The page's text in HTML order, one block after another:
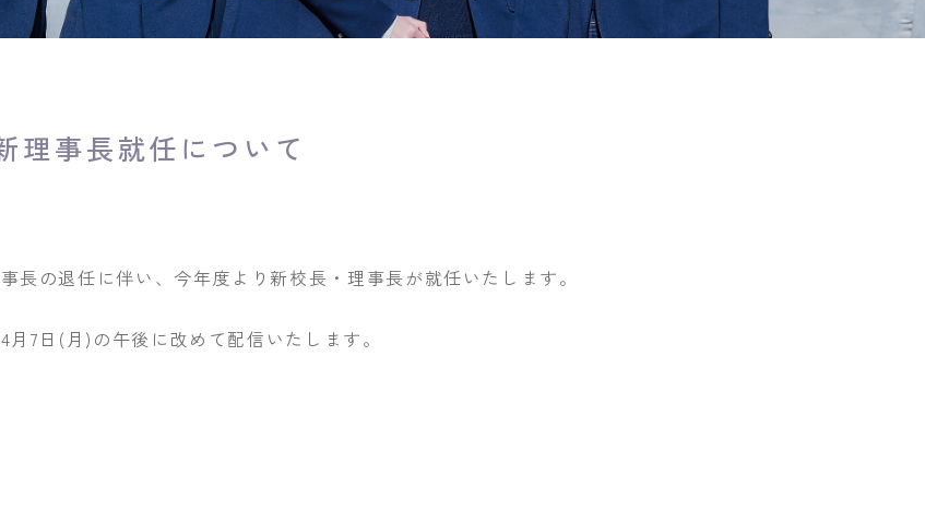
理事長就任について
長の退任に伴い、今年度より新校長・理事長が就任いたします。
月7日(月)の午後に改めて配信いたします。